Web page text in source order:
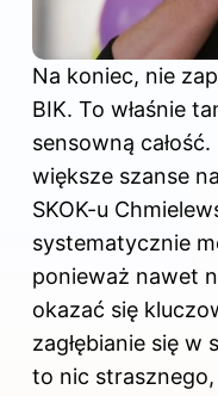
Na koniec, nie
BIK. To właśnie
sensowną
większe szanse
SKOK-u
systematycznie
ponieważ nawet
okazać się
zagłębianie się w
to nic